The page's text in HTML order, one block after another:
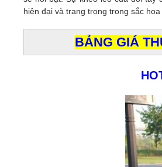
hiện đại và trang trọng trong sắc hoa
BẢNG GIÁ